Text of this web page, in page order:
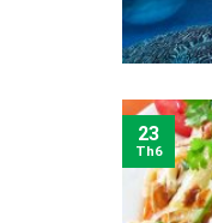
23
Th6